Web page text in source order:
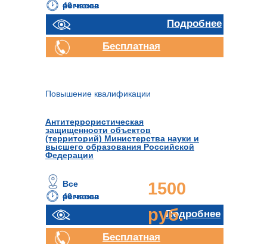
Антитеррористическая
защищенности объектов
(территорий) Министерства науки и
высшего образования Российской
Федерации
Подробнее
Подробнее
40 часов
регионы
Бесплатная
40 часов
1500
руб.
Все
регионы
Бесплатная
Повышение квалификации